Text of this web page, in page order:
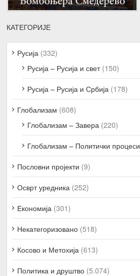
КАТЕГОРИЈЕ
Русија (332)
Русија – Русија и свет(150)
Русија – Русија и Србија (178)
Глобализам (608)
Глобализам – Завера (220)
Глобализам – Политички процеси
Пословни пројекти (9)
Осврт уредника (252)
Економија (301)
Некатегоризовано (518)
Косово и Метохија (613)
Политика и друштво (5.074)